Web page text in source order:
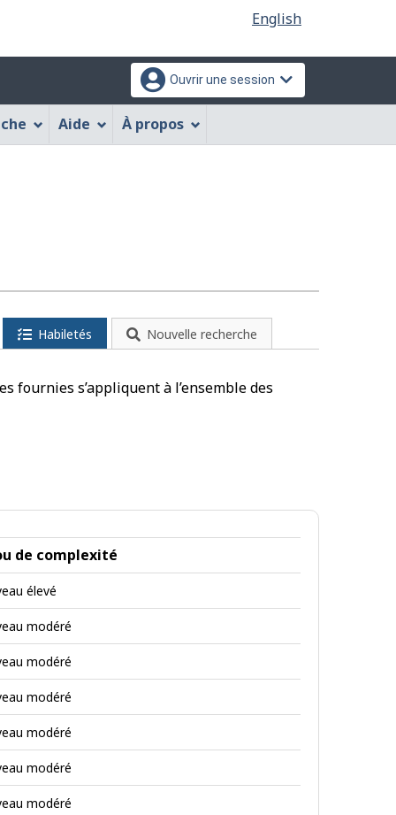
Sélection
de
la
langue
English
Ouvrir une session
Aide À propos
Habiletés Nouvelle recherche
fournies s’appliquent à l’ensemble des
de complexité
élevé
modéré
modéré
modéré
modéré
modéré
modéré